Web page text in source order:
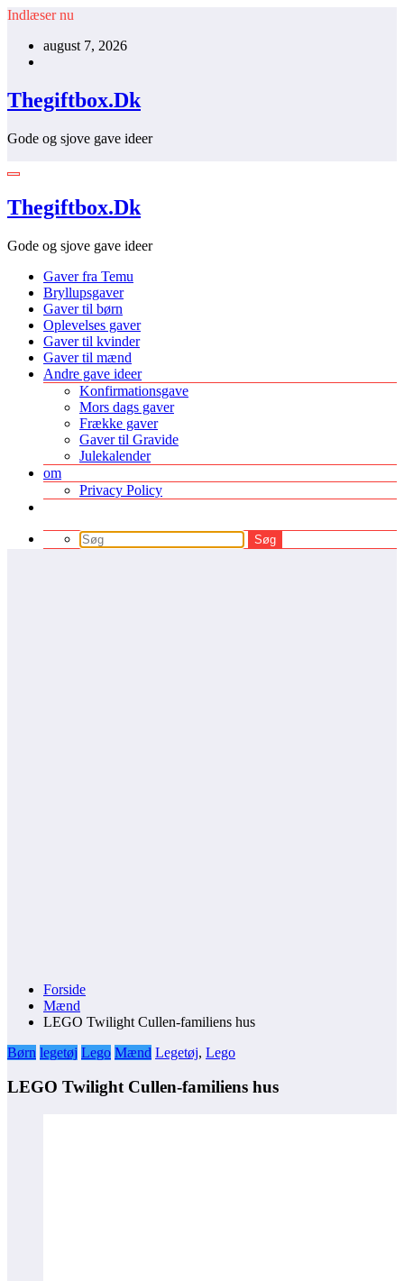
Videre
indhold
Indlæser nu
august 7, 2026
Thegiftbox.Dk
Gode og sjove gave ideer
Thegiftbox.Dk
Gode og sjove gave ideer
Gaver fra Temu
Bryllupsgaver
Gaver til børn
Oplevelses gaver
Gaver til kvinder
Gaver til mænd
Andre gave ideer
Konfirmationsgave
Mors dags gaver
Frække gaver
Gaver til Gravide
Julekalender
om
Privacy Policy
Forside
Mænd
LEGO Twilight Cullen-familiens hus
Børn legetøj Lego Mænd Legetøj, Lego
LEGO Twilight Cullen-familiens hus